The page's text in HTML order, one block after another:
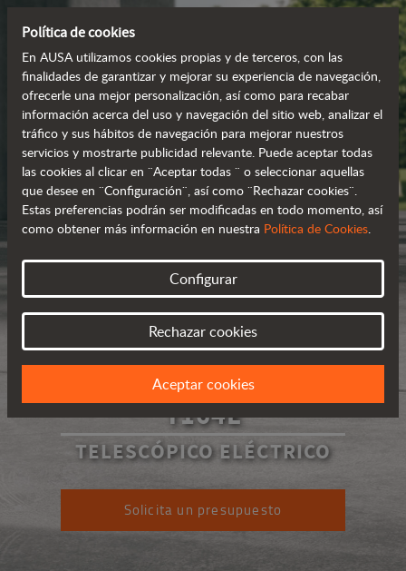
T164E
TELESCÓPICO ELÉCTRICO
Solicita un presupuesto
Política de cookies
En AUSA utilizamos cookies propias y de terceros, con las
finalidades de garantizar y mejorar su experiencia de navegación,
ofrecerle una mejor personalización, así como para recabar
información acerca del uso y navegación del sitio web, analizar el
tráfico y sus hábitos de navegación para mejorar nuestros
servicios y mostrarte publicidad relevante. Puede aceptar todas
las cookies al clicar en ¨Aceptar todas ¨ o seleccionar aquellas
que desee en ¨Configuración¨, así como ¨Rechazar cookies¨.
Estas preferencias podrán ser modificadas en todo momento, así
como obtener más información en nuestra Política de Cookies.
Configurar
Rechazar cookies
Aceptar cookies